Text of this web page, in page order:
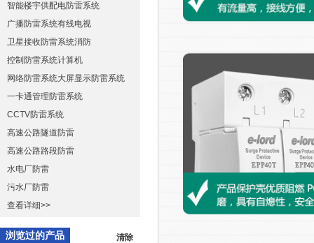
智能楼宇供配电防雷系统
广播防雷系统有线电视
卫星接收防雷系统消防
控制防雷系统计算机
网络防雷系统大屏显示防雷系统
一卡通管理防雷系统
CCTV防雷系统
高速公路隧道防雷
高速公路路段防雷
水电厂防雷
污水厂防雷
查看详细>>
浏览过的产品 清除